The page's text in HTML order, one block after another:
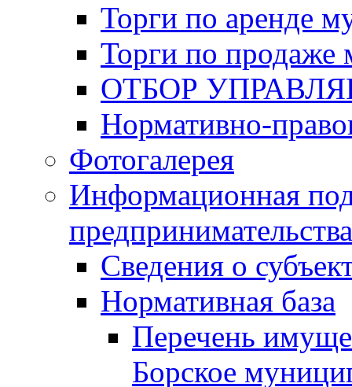
Торги по аренде
Торги по продаже
ОТБОР
Нормативно-
Фотогалерея
Информационная
предпринимательства
Сведения о
Нормативная база
Перечень
Борское